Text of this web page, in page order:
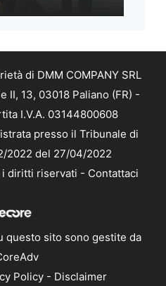
di DMM COMPANY SRL
II, 13, 03018 Paliano (FR) -
I.V.A. 03144800608
presso il Tribunale di
2022 del 27/04/2022
diritti riservati - Contattaci
questo sito sono gestite da
Policy- Disclaimer